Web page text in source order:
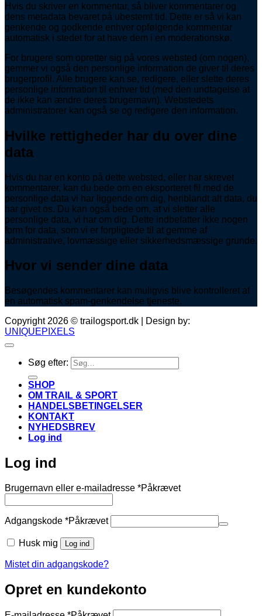
Hvis du skriver en kommentar, så bliver kommentarer og
dens metadata bevaret på ubestemt tid. Dette er så vi kan
genkende og godkende enhver opfølgende kommentar
automatisk i stedet for at have dem i en moderationskø.
For brugere som opretter sig på vores websted (om nogen),
gemmer vi også den personlige information de giver til deres
brugerprofil. Alle brugere kan se, redigere, eller slette deres
personlige information til enhver tid (med den undtagelse at
de ikke kan ændre deres brugernavn). Webstedets
administratorer kan også se og redigere den information.
Hvilke rettigheder har du over dine
data
Hvis du har en konto på dette websted, eller har skrevet
kommentarer, kan du bede om en eksporteret fil med de
personlige data vi har liggende om dig, heriblandt alt data, du
har givet os. Du kan også bede om, at vi sletter alle
personlige data, vi har om dig. Dette indbefatter ikke nogen
form for data, som vi er forpligtede til at gemme af
administrative, lovmæssige eller sikkerhedsmæssige grunde.
Hvor vi sender dine data
Besøgendes kommentarer kan muligvis blive kontrolleret af
en automatisk spam-genkendelse tjeneste.
Copyright 2026 © trailogsport.dk | Design by:
UNIQUEPIXELS
Søg efter:
SHOP
OM TRAIL & SPORT
HANDELSBETINGELSER
KONTAKT
NYHEDSBREV
Log ind
Log ind
Brugernavn eller e-mailadresse *Påkrævet
Adgangskode *Påkrævet
Husk mig Log ind
Mistet din adgangskode?
Opret en kundekonto